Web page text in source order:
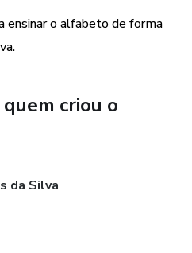
ensinar o alfabeto de forma
criou o
da Silva